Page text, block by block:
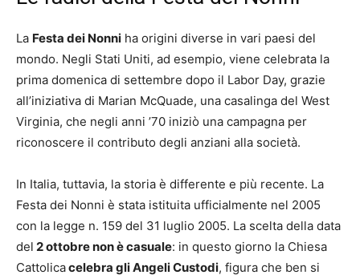
La Festa dei Nonni ha origini diverse in vari paesi del
mondo. Negli Stati Uniti, ad esempio, viene celebrata la
prima domenica di settembre dopo il Labor Day, grazie
all’iniziativa di Marian McQuade, una casalinga del West
Virginia, che negli anni ’70 iniziò una campagna per
riconoscere il contributo degli anziani alla società.
In Italia, tuttavia, la storia è differente e più recente. La
Festa dei Nonni è stata istituita ufficialmente nel 2005
con la legge n. 159 del 31 luglio 2005. La scelta della data
del 2 ottobre non è casuale: in questo giorno la Chiesa
Cattolicacelebra gli Angeli Custodi, figura che ben si